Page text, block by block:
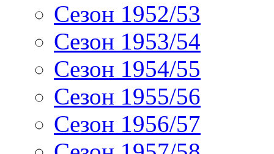
Сезон 1952/53
Сезон 1953/54
Сезон 1954/55
Сезон 1955/56
Сезон 1956/57